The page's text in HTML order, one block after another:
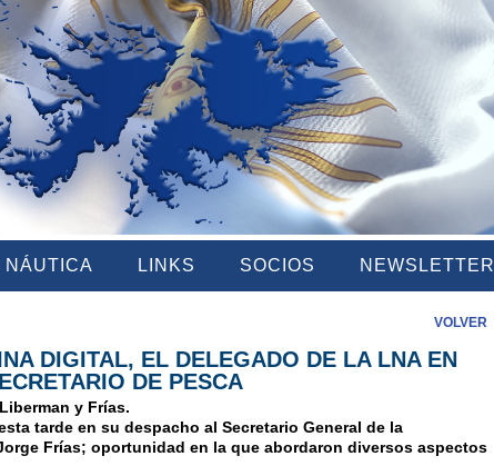
NÁUTICA LINKS SOCIOS NEWSLETTER
VOLVER
DIGITAL, EL DELEGADO DE LA LNA EN
DE PESCA
y Frías.
tarde en su despacho al Secretario General de la
Frías; oportunidad en la que abordaron diversos aspectos